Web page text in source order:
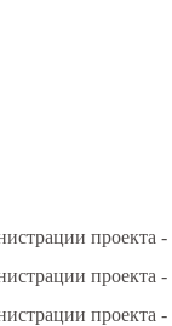
проекта
проекта
проекта